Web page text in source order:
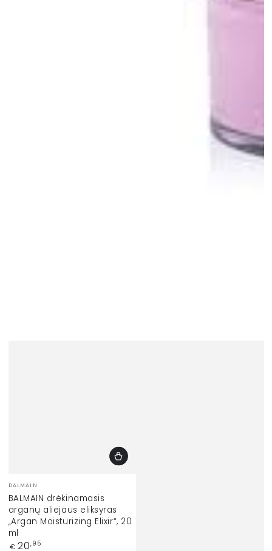
Prekinis
ženklas:
BALMAIN
BALMAIN drėkinamasis
arganų aliejaus eliksyras
„Argan Moisturizing Elixir“, 20
ml
Įprasta
€ 20,95